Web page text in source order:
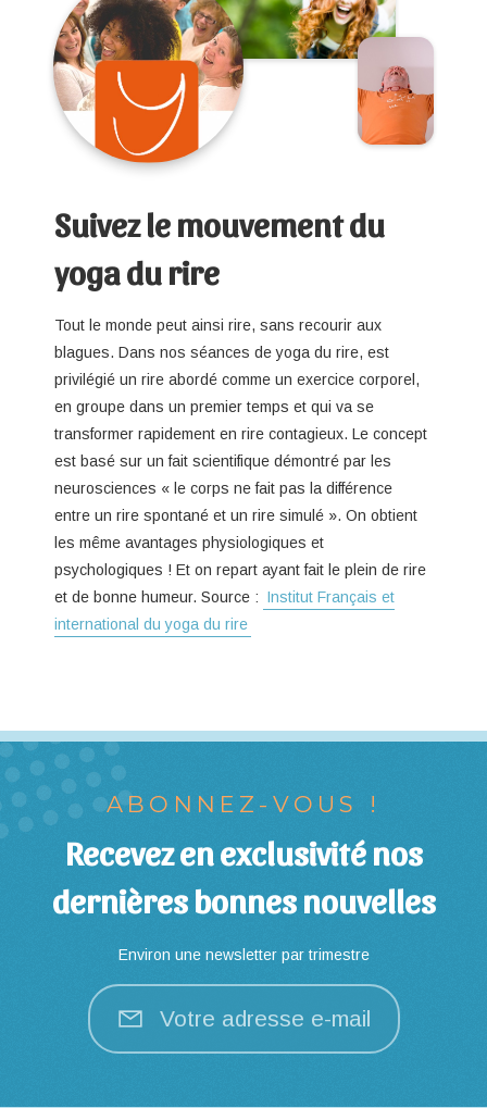
Suivez le mouvement du
yoga du rire
Tout le monde peut ainsi rire, sans recourir aux
blagues. Dans nos séances de yoga du rire, est
privilégié un rire abordé comme un exercice corporel,
en groupe dans un premier temps et qui va se
transformer rapidement en rire contagieux. Le concept
est basé sur un fait scientifique démontré par les
neurosciences « le corps ne fait pas la différence
entre un rire spontané et un rire simulé ». On obtient
les même avantages physiologiques et
psychologiques ! Et on repart ayant fait le plein de rire
et de bonne humeur. Source : Institut Français et
international du yoga du rire
ABONNEZ-VOUS !
Recevez en exclusivité nos
dernières bonnes nouvelles
Environ une newsletter par trimestre
Votre adresse e-mail